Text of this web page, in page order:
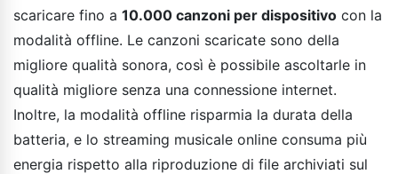
scaricare fino a 10.000 canzoni per dispositivo con la
modalità offline. Le canzoni scaricate sono della
migliore qualità sonora, così è possibile ascoltarle in
qualità migliore senza una connessione internet.
Inoltre, la modalità offline risparmia la durata della
batteria, e lo streaming musicale online consuma più
energia rispetto alla riproduzione di file archiviati sul